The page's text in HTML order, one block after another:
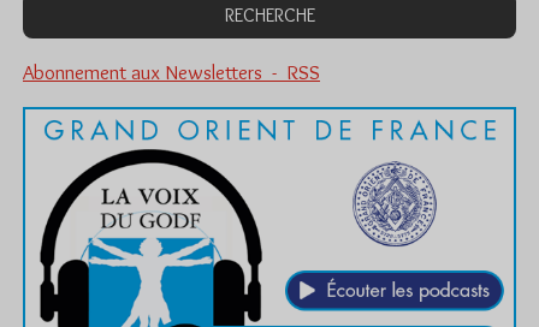
Abonnement aux Newsletters - RSS